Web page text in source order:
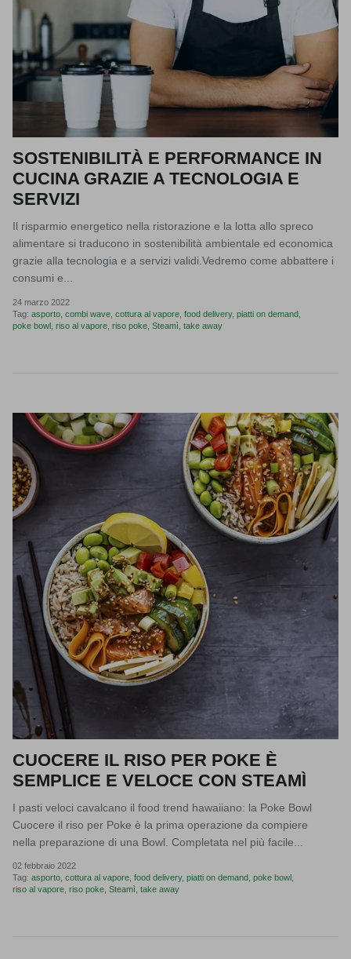
SOSTENIBILITÀ E PERFORMANCE IN
CUCINA GRAZIE A TECNOLOGIA E
SERVIZI
Il risparmio energetico nella ristorazione e la lotta allo spreco
alimentare si traducono in sostenibilità ambientale ed economica
grazie alla tecnologia e a servizi validi.Vedremo come abbattere i
consumi e...
24 marzo 2022
Tag: asporto combi wave cottura al vapore food delivery piatti on demand
poke bowl riso al vapore riso poke Steamì take away
CUOCERE IL RISO PER POKE È
SEMPLICE E VELOCE CON STEAMÌ
I pasti veloci cavalcano il food trend hawaiiano: la Poke Bowl
Cuocere il riso per Poke è la prima operazione da compiere
nella preparazione di una Bowl. Completata nel più facile...
02 febbraio 2022
Tag: asporto cottura al vapore food delivery piatti on demand poke bowl
riso al vapore riso poke Steamì take away